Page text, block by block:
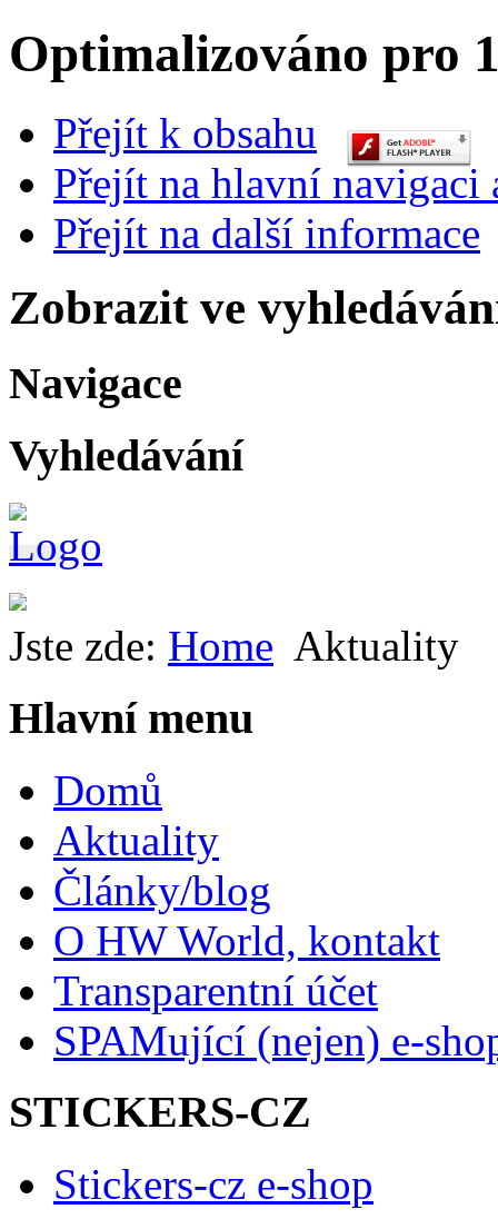
Optimalizováno pro
Přejít k obsahu
Přejít na hlavní navigaci
Přejít na další informace
Zobrazit ve
Navigace
Vyhledávání
Jste zde: Home Aktuality
Hlavní menu
Domů
Aktuality
Články/blog
O HW World, kontakt
Transparentní účet
SPAMující (nejen) e-
STICKERS-CZ
Stickers-cz e-shop